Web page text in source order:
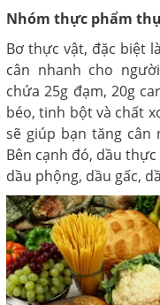
Nhóm thực phẩm
Bơ thực vật, đặc biệt
cân nhanh cho
chứa 25g đạm, 20g
béo, tinh bột và chất
sẽ giúp bạn tăng cân
Bên cạnh đó, dầu
dầu phộng, dầu gấc,